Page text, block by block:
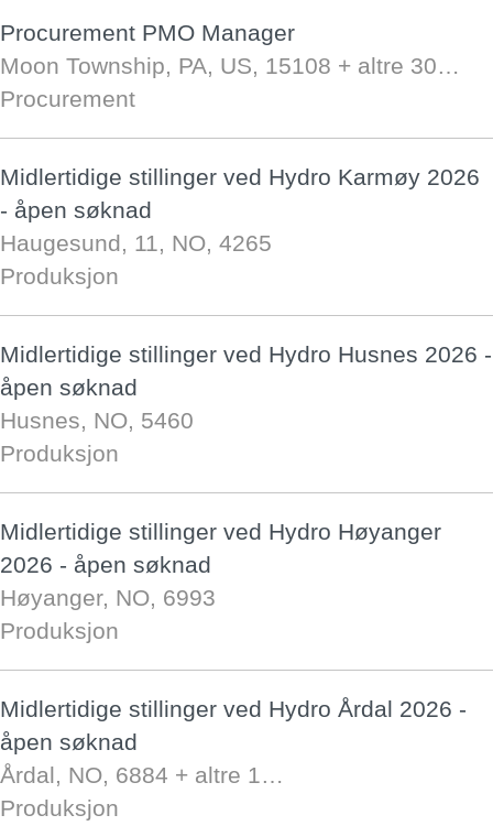
Procurement PMO Manager
Moon Township, PA, US, 15108 + altre 30…
Procurement
Midlertidige stillinger ved Hydro Karmøy 2026
- åpen søknad
Haugesund, 11, NO, 4265
Produksjon
Midlertidige stillinger ved Hydro Husnes 2026 -
åpen søknad
Husnes, NO, 5460
Produksjon
Midlertidige stillinger ved Hydro Høyanger
2026 - åpen søknad
Høyanger, NO, 6993
Produksjon
Midlertidige stillinger ved Hydro Årdal 2026 -
åpen søknad
Årdal, NO, 6884 + altre 1…
Produksjon